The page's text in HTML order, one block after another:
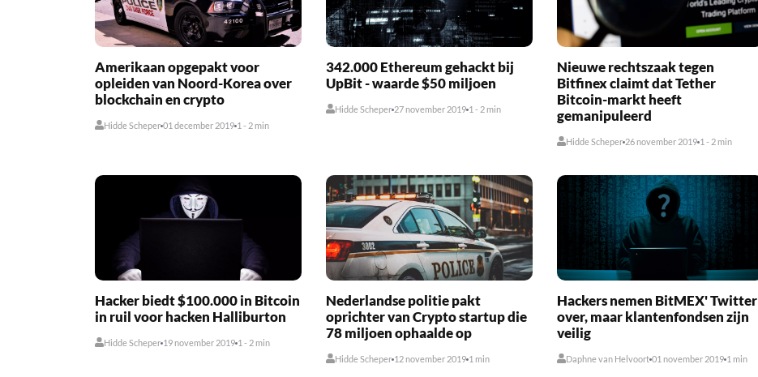
Amerikaan opgepakt voor
opleiden van Noord-Korea over
blockchain en crypto
Hidde Scheper 01 december 2019 1 - 2 min
342.000 Ethereum gehackt bij
UpBit - waarde $50 miljoen
Hidde Scheper 27 november 2019 1 - 2 min
Nieuwe rechtszaak tegen
Bitfinex claimt dat Tether
Bitcoin-markt heeft
gemanipuleerd
Hidde Scheper 26 november 2019 1 - 2 min
Hacker biedt $100.000 in Bitcoin
in ruil voor hacken Halliburton
Hidde Scheper 19 november 2019 1 - 2 min
Nederlandse politie pakt
oprichter van Crypto startup die
78 miljoen ophaalde op
Hidde Scheper 12 november 2019 1 min
Hackers nemen BitMEX' Twitter
over, maar klantenfondsen zijn
veilig
Daphne van Helvoort 01 november 2019 1 min